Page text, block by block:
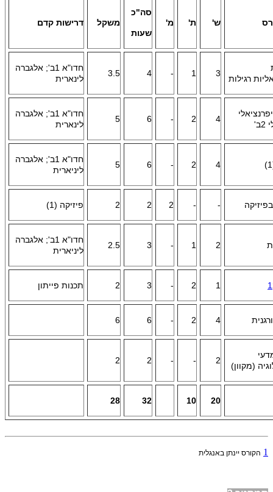
ש' ת' מ'
סה"כ
שעות
משקל דרישות קדם
רגילות
3
1
-
4
3.5
חדו"א 1ב'; אלגברה
לינארית
4
2
-
6
5
חדו"א 1ב'; אלגברה
לינארית
4
2
-
6
5
חדו"א 1ב'; אלגברה
ליניארית
-
-
2
2
2 פיזיקה (1)
2
1
-
3
2.5
חדו"א 1ב'; אלגברה
ליניארית
1
1
2
-
3
2 תכנות פייתון
4
2
-
6
6
(מקוון)
2
-
-
2
2
20
10
32
28
1 הקורס יינתן באנגלית